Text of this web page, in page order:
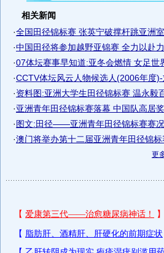
相关新闻
·全国田径锦标赛 张英宁破撑杆跳亚洲
·中国田径将参加越野亚锦赛 全力以赴
·07体坛赛事早知道:亚冬会燃情 女足世
·CCTV体坛风云人物候选人(2006年度)-
·资料图:亚洲大学生田径锦标赛 温永毅
·亚洲青年田径锦标赛落幕 中国队高居
·图文:田径――亚洲青年田径锦标赛赛况
·澳门将举办第十二届亚洲青年田径锦标
更